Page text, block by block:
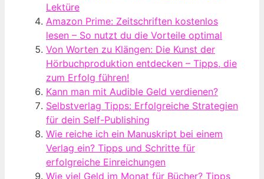
Lektüre
Amazon Prime: Zeitschriften kostenlos
lesen – So nutzt du die Vorteile optimal
Von Worten zu Klängen: Die Kunst der
Hörbuchproduktion entdecken – Tipps, die
zum Erfolg führen!
Kann man mit Audible Geld verdienen?
Selbstverlag Tipps: Erfolgreiche Strategien
für dein Self-Publishing
Wie reiche ich ein Manuskript bei einem
Verlag ein? Tipps und Schritte für
erfolgreiche Einreichungen
Wie viel Geld im Monat für Bücher? Tipps